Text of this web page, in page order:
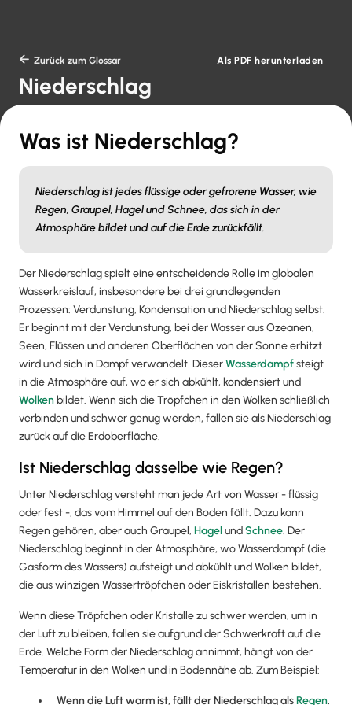
 Zurück zum Glossar Als PDF herunterladen
Niederschlag
Was ist Niederschlag?
Niederschlag ist jedes flüssige oder gefrorene Wasser, wie
Regen, Graupel, Hagel und Schnee, das sich in der
Atmosphäre bildet und auf die Erde zurückfällt.
Der Niederschlag spielt eine entscheidende Rolle im globalen
Wasserkreislauf, insbesondere bei drei grundlegenden
Prozessen: Verdunstung, Kondensation und Niederschlag selbst.
Er beginnt mit der Verdunstung, bei der Wasser aus Ozeanen,
Seen, Flüssen und anderen Oberflächen von der Sonne erhitzt
wird und sich in Dampf verwandelt. DieserWasserdampfsteigt
in die Atmosphäre auf, wo er sich abkühlt, kondensiert und
Wolken bildet. Wenn sich die Tröpfchen in den Wolken schließlich
verbinden und schwer genug werden, fallen sie als Niederschlag
zurück auf die Erdoberfläche.
Ist Niederschlag dasselbe wie Regen?
Unter Niederschlag versteht man jede Art von Wasser - flüssig
oder fest -, das vom Himmel auf den Boden fällt. Dazu kann
Regen gehören, aber auch Graupel, HagelundSchnee. Der
Niederschlag beginnt in der Atmosphäre, wo Wasserdampf (die
Gasform des Wassers) aufsteigt und abkühlt und Wolken bildet,
die aus winzigen Wassertröpfchen oder Eiskristallen bestehen.
Wenn diese Tröpfchen oder Kristalle zu schwer werden, um in
der Luft zu bleiben, fallen sie aufgrund der Schwerkraft auf die
Erde. Welche Form der Niederschlag annimmt, hängt von der
Temperatur in den Wolken und in Bodennähe ab. Zum Beispiel:
Wenn die Luft warm ist, fällt der Niederschlag alsRegen.